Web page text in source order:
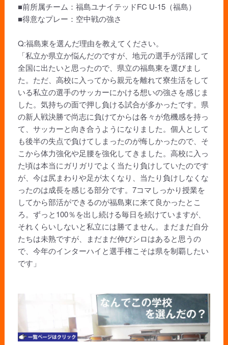
■前所属チーム：福島ユナイテッドFC U-15（福島）
■得意なプレー：空中戦の強さ
Q:福島東を選んだ理由を教えてください。
「私立か県立か悩んだのですが、地元の選手が活躍して
全国に出たいと思ったので、県立の福島東を選びまし
た。ただ、高校に入ってから親元を離れて寮生活をして
いる私立の選手のサッカーにかける想いの強さを感じま
した。気持ちの面で押し負ける試合が多かったです。県
の新人戦決勝で尚志に負けてからは各々が危機感を持っ
て、サッカーと向き合うようになりました。個人として
も後半の失点で負けてしまったのが悔しかったので、そ
こから体力強化や足腰を強化してきました。高校に入っ
た頃は本当にガリガリでよく当たり負けしていたのです
が、今は尻まわりや足が太くなり、当たり負けしなくな
ったのは成長を感じる部分です。7コマしっかり授業を
してから部活ができるのが福島東に来て良かったとこ
ろ。ずっと100％を出し続ける毎日を続けていますが、
それくらいしないと私立には勝てません。まだまだ自分
たちは未熟ですが、まだまだ伸びシロはあると思うの
で、今年のインターハイと選手権こそは県を制覇したい
です」